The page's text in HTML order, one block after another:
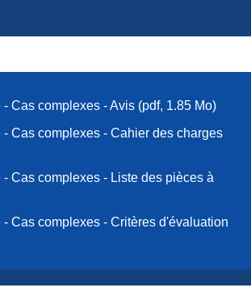
Cas complexes - Avis (pdf, 1.85 Mo)
Cas complexes - Cahier des charges
Cas complexes - Liste des pièces à
Cas complexes - Critères d'évaluation